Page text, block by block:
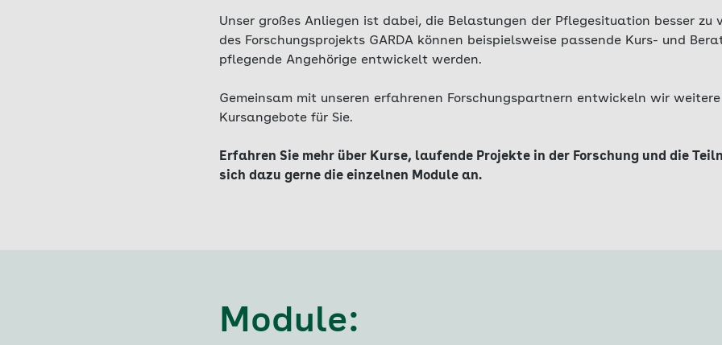
Unser großes Anliegen ist dabei, die Belastungen der Pflegesituation besser zu
des Forschungsprojekts GARDA können beispielsweise passende Kurs- und
pflegende Angehörige entwickelt werden.
Gemeinsam mit unseren erfahrenen Forschungspartnern entwickeln wir
Kursangebote für Sie.
Erfahren Sie mehr über Kurse, laufende Projekte in der Forschung und die
sich dazu gerne die einzelnen Module an.
Module: